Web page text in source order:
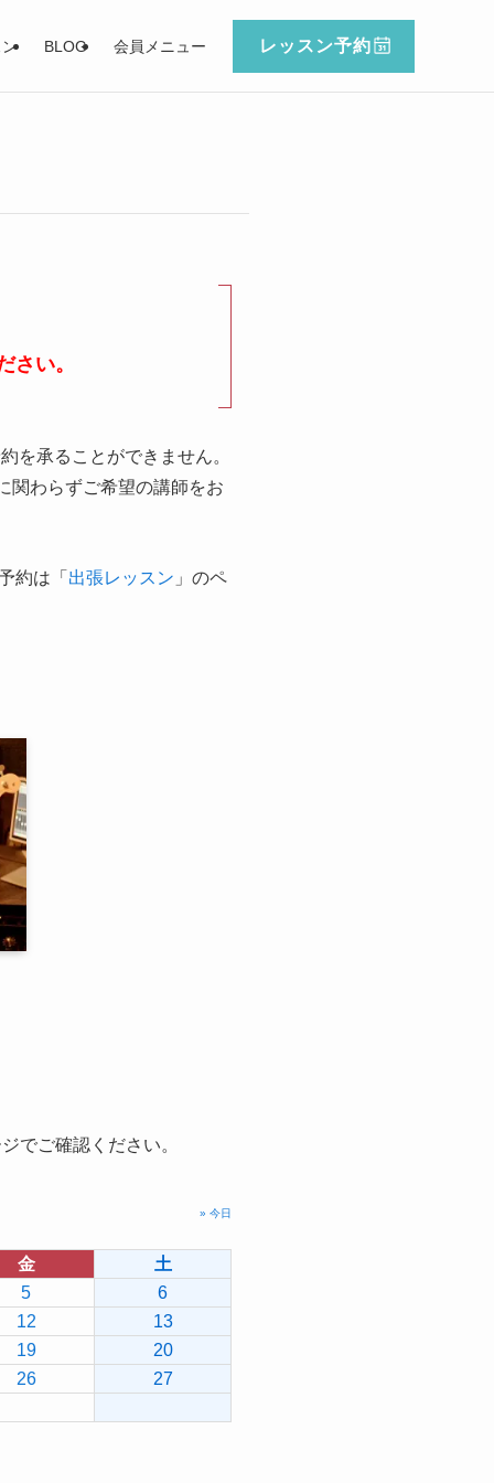
BLOG 会員メニュー レッスン予約
さい。
を承ることができません。
関わらずご希望の講師をお
約は「 出張レッスン 」のペ
ジでご確認ください。
» 今日
金
土
5
6
12
13
19
20
26
27